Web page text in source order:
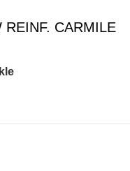
REINF. CARMILE